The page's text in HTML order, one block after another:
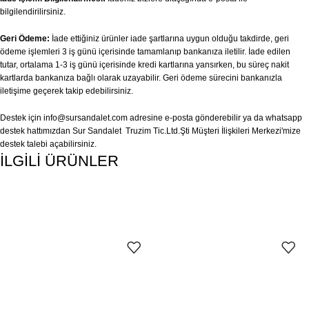
bilgilendirilirsiniz.
Geri Ödeme: İade ettiğiniz ürünler iade şartlarına uygun olduğu takdirde, geri
ödeme işlemleri 3 iş günü içerisinde tamamlanıp bankanıza iletilir. İade edilen
tutar, ortalama 1-3 iş günü içerisinde kredi kartlarına yansırken, bu süreç nakit
kartlarda bankanıza bağlı olarak uzayabilir. Geri ödeme sürecini bankanızla
iletişime geçerek takip edebilirsiniz.
Destek için info@sursandalet.com adresine e-posta gönderebilir ya da whatsapp
destek hattımızdan Sur Sandalet Truzim Tic.Ltd.Şti Müşteri İlişkileri Merkezi'mize
destek talebi açabilirsiniz.
İLGİLİ ÜRÜNLER